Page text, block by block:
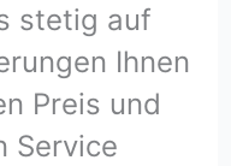
stetig auf
Ihnen
Preis und
Service